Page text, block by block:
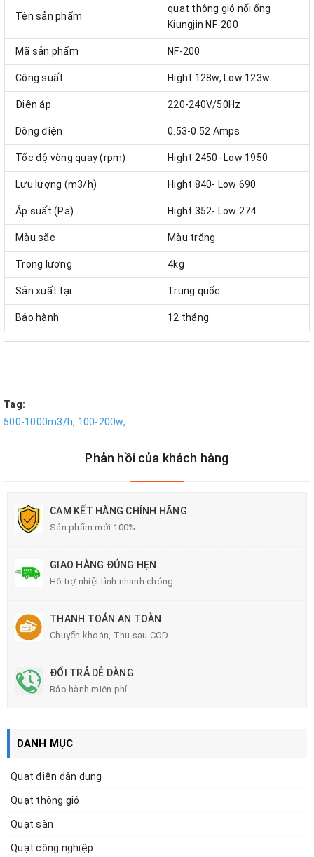
Tên sản phẩm
quạt thông gió nối ống
Kiungjin NF-200
Mã sản phẩm NF-200
Công suất Hight 128w, Low 123w
Điện áp 220-240V/50Hz
Dòng điện 0.53-0.52 Amps
Tốc độ vòng quay (rpm) Hight 2450- Low 1950
Lưu lượng (m3/h) Hight 840- Low 690
Áp suất (Pa) Hight 352- Low 274
Màu sắc Màu trắng
Trọng lượng 4kg
Sản xuất tại Trung quốc
Bảo hành 12 tháng
Tag:
500-1000m3/h, 100-200w,
Phản hồi của khách hàng
CAM KẾT HÀNG CHÍNH HÃNG
Sản phẩm mới 100%
GIAO HÀNG ĐÚNG HẸN
Hỗ trợ nhiệt tình nhanh chóng
THANH TOÁN AN TOÀN
Chuyển khoản, Thu sau COD
ĐỔI TRẢ DỄ DÀNG
Bảo hành miễn phí
DANH MỤC
Quạt điện dân dụng
Quạt thông gió
Quạt sàn
Quạt công nghiệp